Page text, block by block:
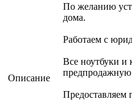
Описание
По желанию
дома.
Работаем с
Все ноутбуки и
предпродажную
Предоставляем